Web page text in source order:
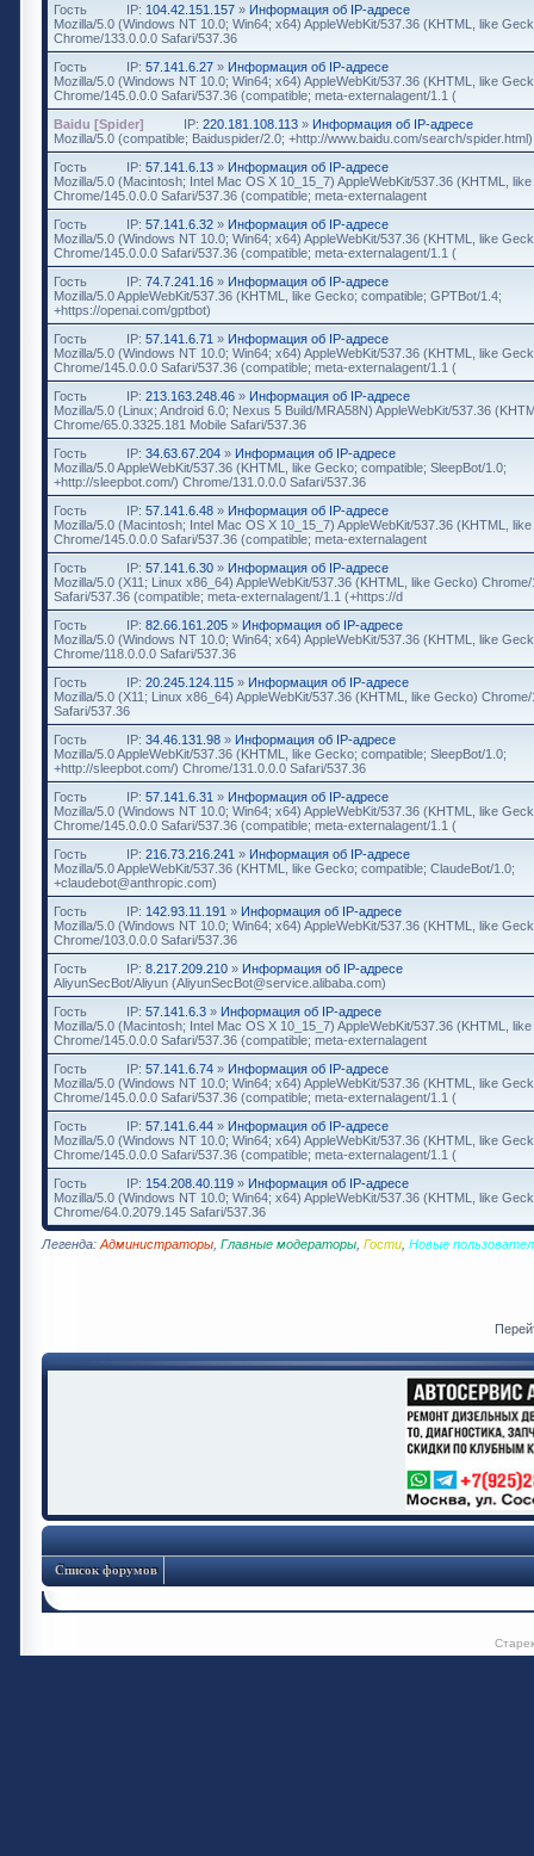
Гость
IP: 104.42.151.157 » Информация об IP-адресе
Mozilla/5.0 (Windows NT 10.0; Win64; x64) AppleWebKit/537.36 (KHTML, like
Chrome/133.0.0.0 Safari/537.36
Гость
IP: 57.141.6.27 » Информация об IP-адресе
Mozilla/5.0 (Windows NT 10.0; Win64; x64) AppleWebKit/537.36 (KHTML, like
Chrome/145.0.0.0 Safari/537.36 (compatible; meta-externalagent/1.1 (
Baidu [Spider]
IP: 220.181.108.113 » Информация об IP-адресе
Mozilla/5.0 (compatible; Baiduspider/2.0; +http://www.baidu.com/search/spider.html)
Гость
IP: 57.141.6.13 » Информация об IP-адресе
Mozilla/5.0 (Macintosh; Intel Mac OS X 10_15_7) AppleWebKit/537.36 (KHTML,
Chrome/145.0.0.0 Safari/537.36 (compatible; meta-externalagent
Гость
IP: 57.141.6.32 » Информация об IP-адресе
Mozilla/5.0 (Windows NT 10.0; Win64; x64) AppleWebKit/537.36 (KHTML, like
Chrome/145.0.0.0 Safari/537.36 (compatible; meta-externalagent/1.1 (
Гость
IP: 74.7.241.16 » Информация об IP-адресе
Mozilla/5.0 AppleWebKit/537.36 (KHTML, like Gecko; compatible; GPTBot/1.4;
+https://openai.com/gptbot)
Гость
IP: 57.141.6.71 » Информация об IP-адресе
Mozilla/5.0 (Windows NT 10.0; Win64; x64) AppleWebKit/537.36 (KHTML, like
Chrome/145.0.0.0 Safari/537.36 (compatible; meta-externalagent/1.1 (
Гость
IP: 213.163.248.46 » Информация об IP-адресе
Mozilla/5.0 (Linux; Android 6.0; Nexus 5 Build/MRA58N) AppleWebKit/537.36
Chrome/65.0.3325.181 Mobile Safari/537.36
Гость
IP: 34.63.67.204 » Информация об IP-адресе
Mozilla/5.0 AppleWebKit/537.36 (KHTML, like Gecko; compatible; SleepBot/1.0;
+http://sleepbot.com/) Chrome/131.0.0.0 Safari/537.36
Гость
IP: 57.141.6.48 » Информация об IP-адресе
Mozilla/5.0 (Macintosh; Intel Mac OS X 10_15_7) AppleWebKit/537.36 (KHTML,
Chrome/145.0.0.0 Safari/537.36 (compatible; meta-externalagent
Гость
IP: 57.141.6.30 » Информация об IP-адресе
Mozilla/5.0 (X11; Linux x86_64) AppleWebKit/537.36 (KHTML, like Gecko)
Safari/537.36 (compatible; meta-externalagent/1.1 (+https://d
Гость
IP: 82.66.161.205 » Информация об IP-адресе
Mozilla/5.0 (Windows NT 10.0; Win64; x64) AppleWebKit/537.36 (KHTML, like
Chrome/118.0.0.0 Safari/537.36
Гость
IP: 20.245.124.115 » Информация об IP-адресе
Mozilla/5.0 (X11; Linux x86_64) AppleWebKit/537.36 (KHTML, like Gecko)
Safari/537.36
Гость
IP: 34.46.131.98 » Информация об IP-адресе
Mozilla/5.0 AppleWebKit/537.36 (KHTML, like Gecko; compatible; SleepBot/1.0;
+http://sleepbot.com/) Chrome/131.0.0.0 Safari/537.36
Гость
IP: 57.141.6.31 » Информация об IP-адресе
Mozilla/5.0 (Windows NT 10.0; Win64; x64) AppleWebKit/537.36 (KHTML, like
Chrome/145.0.0.0 Safari/537.36 (compatible; meta-externalagent/1.1 (
Гость
IP: 216.73.216.241 » Информация об IP-адресе
Mozilla/5.0 AppleWebKit/537.36 (KHTML, like Gecko; compatible; ClaudeBot/1.0;
+claudebot@anthropic.com)
Гость
IP: 142.93.11.191 » Информация об IP-адресе
Mozilla/5.0 (Windows NT 10.0; Win64; x64) AppleWebKit/537.36 (KHTML, like
Chrome/103.0.0.0 Safari/537.36
Гость
IP: 8.217.209.210 » Информация об IP-адресе
AliyunSecBot/Aliyun (AliyunSecBot@service.alibaba.com)
Гость
IP: 57.141.6.3 » Информация об IP-адресе
Mozilla/5.0 (Macintosh; Intel Mac OS X 10_15_7) AppleWebKit/537.36 (KHTML,
Chrome/145.0.0.0 Safari/537.36 (compatible; meta-externalagent
Гость
IP: 57.141.6.74 » Информация об IP-адресе
Mozilla/5.0 (Windows NT 10.0; Win64; x64) AppleWebKit/537.36 (KHTML, like
Chrome/145.0.0.0 Safari/537.36 (compatible; meta-externalagent/1.1 (
Гость
IP: 57.141.6.44 » Информация об IP-адресе
Mozilla/5.0 (Windows NT 10.0; Win64; x64) AppleWebKit/537.36 (KHTML, like
Chrome/145.0.0.0 Safari/537.36 (compatible; meta-externalagent/1.1 (
Гость
IP: 154.208.40.119 » Информация об IP-адресе
Mozilla/5.0 (Windows NT 10.0; Win64; x64) AppleWebKit/537.36 (KHTML, like
Chrome/64.0.2079.145 Safari/537.36
Легенда: Администраторы Главные модераторы Гости Новые
Список форумов